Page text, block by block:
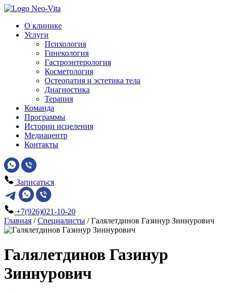
О клинике
Услуги
Психология
Гинекология
Гастроэнтерология
Косметология
Остеопатия и эстетика тела
Диагностика
Терапия
Команда
Программы
Истории исцеления
Медиацентр
Контакты
Записаться
+7(926)021-10-20
Главная /Специалисты /Галялетдинов Газинур Зиннурович
Галялетдинов Газинур
Зиннурович